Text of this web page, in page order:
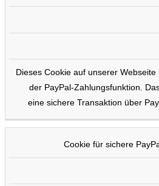
Dieses Cookie auf unserer
der PayPal-Zahlungsfunktion.
eine sichere Transaktion über
Cookie für sichere